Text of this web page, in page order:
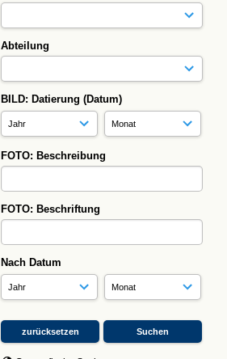
Abteilung
BILD: Datierung (Datum)
FOTO: Beschreibung
FOTO: Beschriftung
Nach Datum